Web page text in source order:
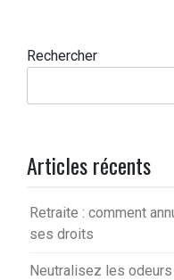
Rechercher
Articles récents
Retraite : comment
ses droits
Neutralisez les